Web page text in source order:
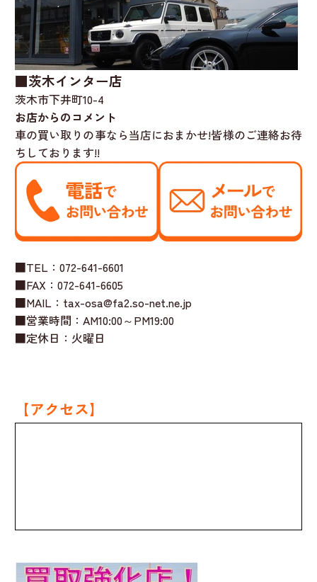
■茨木インター店
茨木市下井町10-4
お店からのコメント
車の買い取りの事なら当店におまかせ!皆様のご連絡お待
ちしております!!
■TEL：072-641-6601
■FAX：072-641-6605
■MAIL：tax-osa@fa2.so-net.ne.jp
■営業時間：AM10:00～PM19:00
■定休日：火曜日
【アクセス】